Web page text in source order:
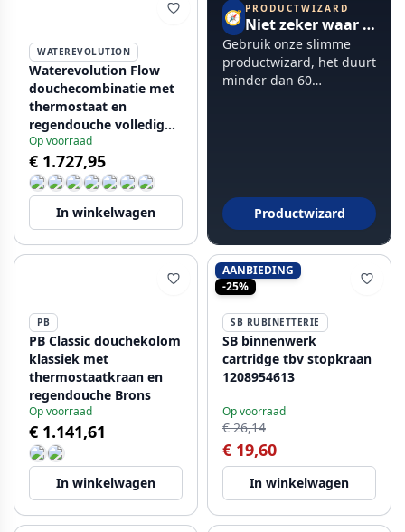
WATEREVOLUTION
Waterevolution Flow
douchecombinatie met
thermostaat en
regendouche volledig
RVS T141TIE
Op voorraad
€ 1.727,95
In winkelwagen
🧭 PRODUCTWIZARD
Niet zeker waar te beginnen?
Gebruik onze slimme
productwizard, het duurt
minder dan 60
Productwizard
PB
PB Classic douchekolom
klassiek met
thermostaatkraan en
regendouche Brons
Op voorraad
€ 1.141,61
In winkelwagen
AANBIEDING
-25%
SB RUBINETTERIE
SB binnenwerk
cartridge tbv stopkraan
1208954613
Op voorraad
€ 26,14
€ 19,60
In winkelwagen